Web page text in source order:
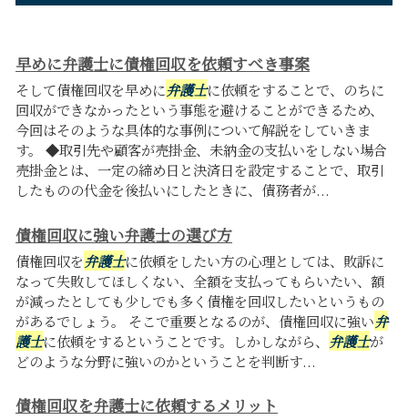
早めに弁護士に債権回収を依頼すべき事案
そして債権回収を早めに弁護士に依頼をすることで、のちに
回収ができなかったという事態を避けることができるため、
今回はそのような具体的な事例について解説をしていきま
す。 ◆取引先や顧客が売掛金、未納金の支払いをしない場合
売掛金とは、一定の締め日と決済日を設定することで、取引
したものの代金を後払いにしたときに、債務者が...
債権回収に強い弁護士の選び方
債権回収を弁護士に依頼をしたい方の心理としては、敗訴に
なって失敗してほしくない、全額を支払ってもらいたい、額
が減ったとしても少しでも多く債権を回収したいというもの
があるでしょう。 そこで重要となるのが、債権回収に強い弁
護士に依頼をするということです。しかしながら、 弁護士が
どのような分野に強いのかということを判断す...
債権回収を弁護士に依頼するメリット